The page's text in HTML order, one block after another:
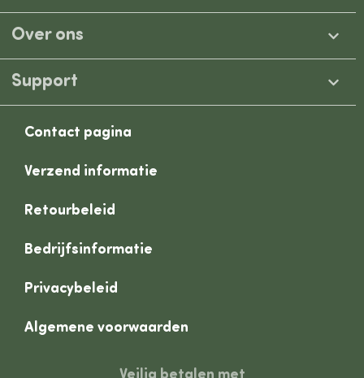
Over ons
Support
Contact pagina
Verzend informatie
Retourbeleid
Bedrijfsinformatie
Privacybeleid
Algemene voorwaarden